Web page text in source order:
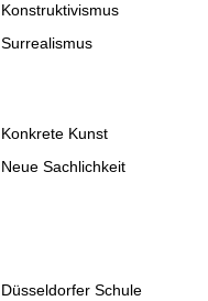
Konstruktivismus
Surrealismus
Konkrete Kunst
Neue Sachlichkeit
Düsseldorfer Schule